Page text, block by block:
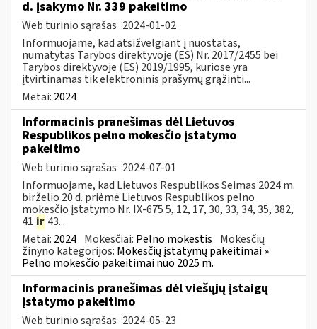
d. įsakymo Nr. 339 pakeitimo
Web turinio sąrašas 2024-01-02
Informuojame, kad atsižvelgiant į nuostatas,
numatytas Tarybos direktyvoje (ES) Nr. 2017/2455 bei
Tarybos direktyvoje (ES) 2019/1995, kuriose yra
įtvirtinamas tik elektroninis prašymų grąžinti...
Metai: 2024
Informacinis pranešimas dėl Lietuvos
Respublikos pelno mokesčio įstatymo
pakeitimo
Web turinio sąrašas 2024-07-01
Informuojame, kad Lietuvos Respublikos Seimas 2024 m.
birželio 20 d. priėmė Lietuvos Respublikos pelno
mokesčio įstatymo Nr. IX-675 5, 12, 17, 30, 33, 34, 35, 382,
41 ir 43...
Metai: 2024 Mokesčiai: Pelno mokestis Mokesčių
žinyno kategorijos: Mokesčių įstatymų pakeitimai »
Pelno mokesčio pakeitimai nuo 2025 m.
Informacinis pranešimas dėl viešųjų įstaigų
įstatymo pakeitimo
Web turinio sąrašas 2024-05-23